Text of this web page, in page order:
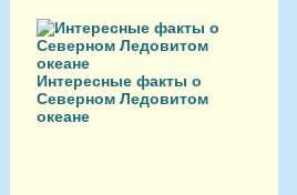
Интересные факты о
Северном Ледовитом
океане